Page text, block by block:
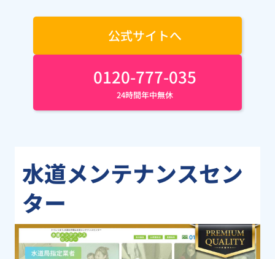
公式サイトへ
0120-777-035
24時間年中無休
水道メンテナンスセン
ター